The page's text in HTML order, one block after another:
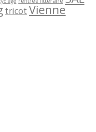
tricot Vienne